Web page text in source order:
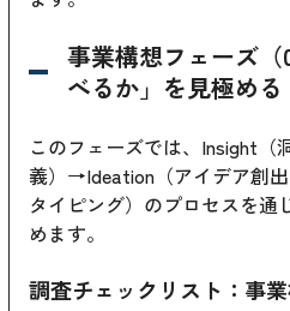
事業構想フェーズ
べるか」を見極める
このフェーズでは、Insight
義）→Ideation（アイデア創
タイピング）のプロセスを通
めます。
調査チェックリスト：事